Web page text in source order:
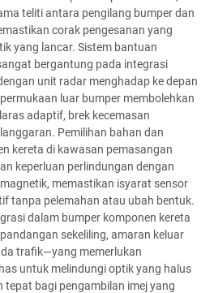
teliti antara pengilang bumper dan
corak pengesanan yang
yang lancar. Sistem bantuan
bergantung pada integrasi
unit radar menghadap ke depan
luar bumper membolehkan
adaptif, brek kecemasan
Pemilihan bahan dan
kereta di kawasan pemasangan
keperluan perlindungan dengan
memastikan isyarat sensor
tanpa pelemahan atau ubah bentuk.
dalam bumper komponen kereta
sekeliling, amaran keluar
trafik—yang memerlukan
untuk melindungi optik yang halus
tepat bagi pengambilan imej yang